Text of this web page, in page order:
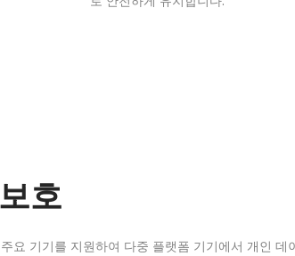
호
요 기기를 지원하여 다중 플랫폼 기기에서 개인 데